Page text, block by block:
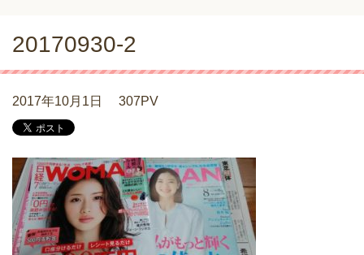
20170930-2
2017年10月1日 307PV